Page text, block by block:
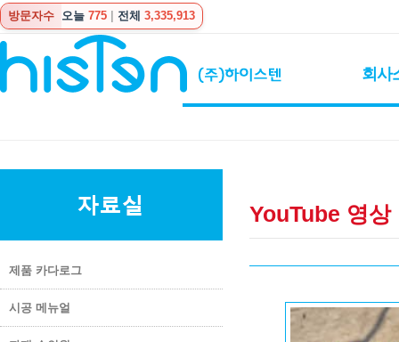
방문자수 오늘 775 전체 3,335,913
회사
제품 카다로그
시공 메뉴얼
YouTube 영상